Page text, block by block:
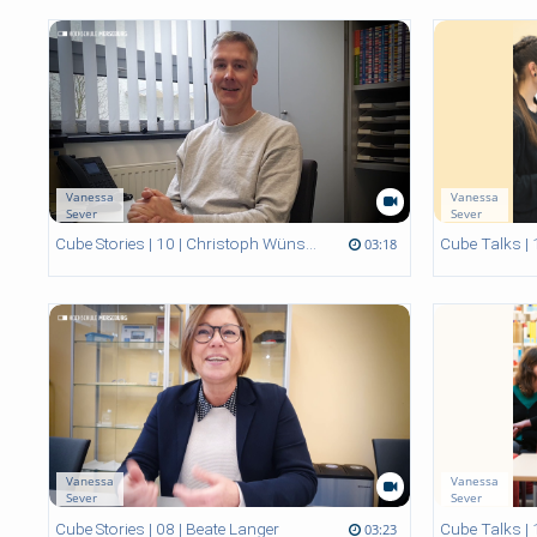
Vanessa
Sever
Cube Stories | 10 | Christoph Wünsch 03:18
03:18 duration
Vanessa
Sever
29:08 duration
03:25 duration
47:23 duration
Vanessa
Sever
Cube Stories | 08 | Beate Langer 03:23
03:23 duration
Vanessa
Sever
44:54 duration
03:28 duration
02:53 duration